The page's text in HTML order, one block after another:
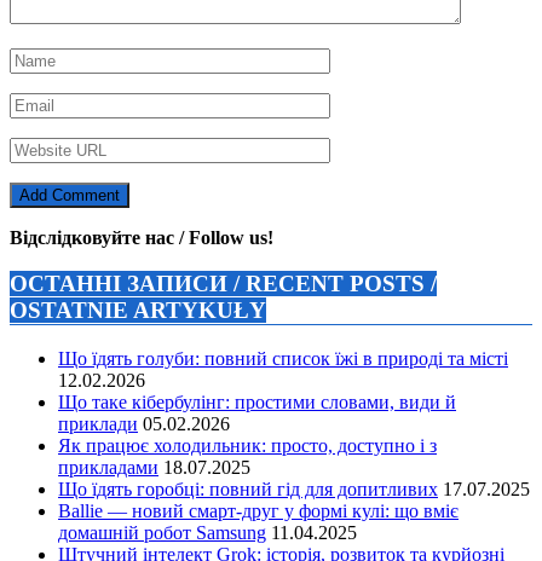
Відслідковуйте нас / Follow us!
ОСТАННІ ЗАПИСИ / RECENT POSTS /
OSTATNIE ARTYKUŁY
Що їдять голуби: повний список їжі в природі та місті
12.02.2026
Що таке кібербулінг: простими словами, види й
приклади 05.02.2026
Як працює холодильник: просто, доступно і з
прикладами 18.07.2025
Що їдять горобці: повний гід для допитливих 17.07.2025
Ballie — новий смарт-друг у формі кулі: що вміє
домашній робот Samsung 11.04.2025
Штучний інтелект Grok: історія, розвиток та курйозні